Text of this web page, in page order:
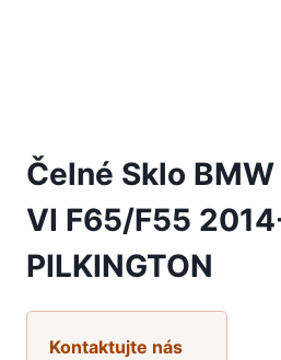
Čelné Sklo
VI F65/F55
PILKINGTON
Kontaktujte nás